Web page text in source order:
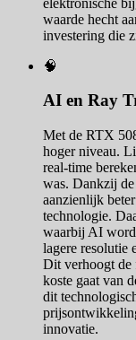
waarde hecht
investering die
🧠
AI en Ray
Met de RTX
hoger niveau.
real-time
was. Dankzij de
aanzienlijk
technologie.
waarbij AI
lagere resolutie
Dit verhoogt de
koste gaat van
dit
innovatie.